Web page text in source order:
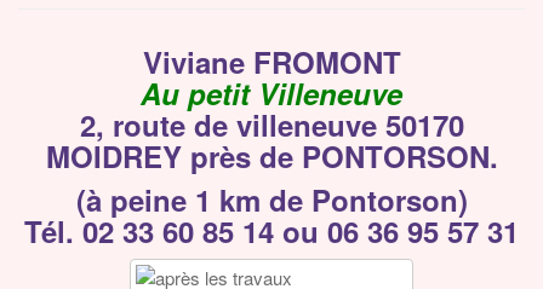
i
Viviane FROMONT
Au petit Villeneuve
2, route de villeneuve 50170
MOIDREY près de PONTORSON.
(à peine 1 km de Pontorson)
Tél. 02 33 60 85 14 ou 06 36 95 57 31